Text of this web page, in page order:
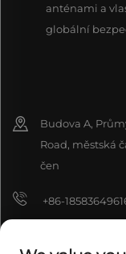
anténami a
globální
Budova A,
Road, městská
čen
+86-